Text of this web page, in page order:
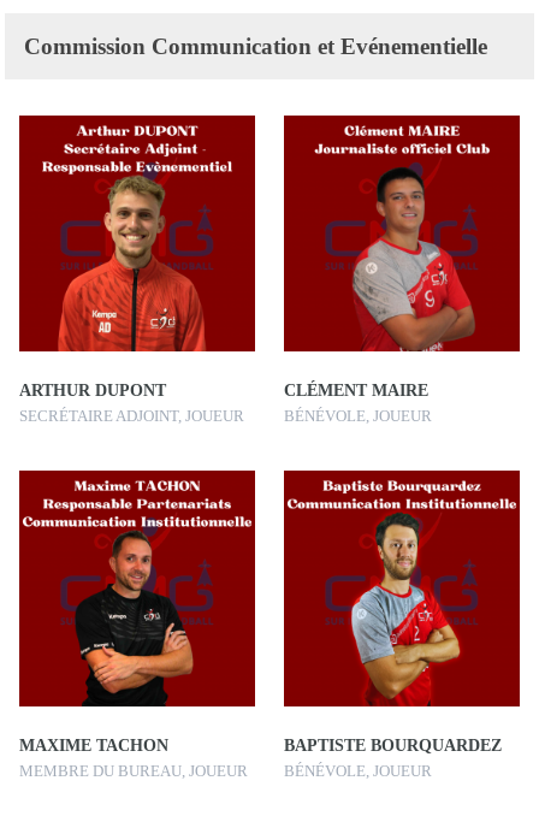
Commission Communication et Evénementielle
ARTHUR DUPONT
SECRÉTAIRE ADJOINT, JOUEUR
CLÉMENT MAIRE
BÉNÉVOLE, JOUEUR
MAXIME TACHON
MEMBRE DU BUREAU, JOUEUR
BAPTISTE BOURQUARDEZ
BÉNÉVOLE, JOUEUR